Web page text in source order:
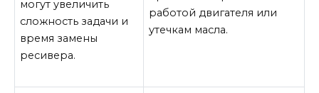
могут увеличить
сложность задачи и
время замены
ресивера.
работой двигателя или
утечкам масла.